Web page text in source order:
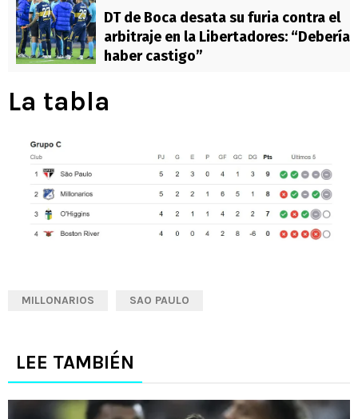
DT de Boca desata su furia contra el
arbitraje en la Libertadores: “Debería
haber castigo”
La tabla
MILLONARIOS SAO PAULO
LEE TAMBIÉN